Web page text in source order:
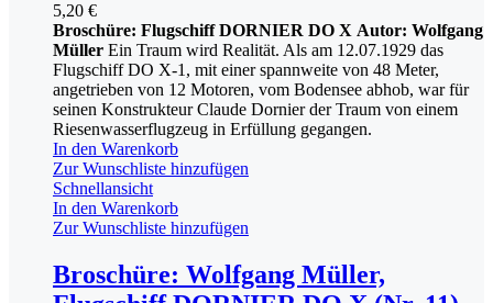
5,20 €
Broschüre: Flugschiff DORNIER DO X Autor: Wolfgang
Müller Ein Traum wird Realität. Als am 12.07.1929 das
Flugschiff DO X-1, mit einer spannweite von 48 Meter,
angetrieben von 12 Motoren, vom Bodensee abhob, war für
seinen Konstrukteur Claude Dornier der Traum von einem
Riesenwasserflugzeug in Erfüllung gegangen.
In den Warenkorb
Zur Wunschliste hinzufügen
Schnellansicht
In den Warenkorb
Zur Wunschliste hinzufügen
Broschüre: Wolfgang Müller,